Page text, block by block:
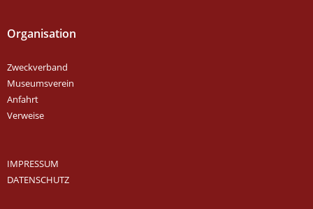
Organisation
Zweckverband
Museumsverein
Anfahrt
Verweise
IMPRESSUM
DATENSCHUTZ